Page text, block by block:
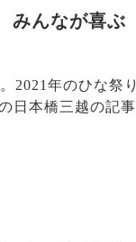
みんなが喜ぶ
2021年のひな祭り
日本橋三越の記事